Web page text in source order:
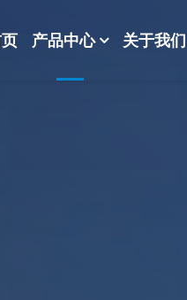
填料-分子筛-
产品中心 关于我们